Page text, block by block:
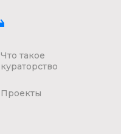
Что такое
кураторство
Проекты